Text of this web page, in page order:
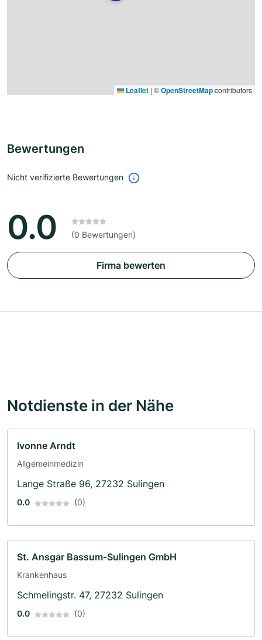
Leaflet | ©OpenStreetMapcontributors
Bewertungen
Nicht verifizierte Bewertungen
0.0 (0 Bewertungen)
Firma bewerten
Notdienste in der Nähe
Ivonne Arndt
Allgemeinmedizin
Lange Straße 96, 27232 Sulingen
0.0 (0)
St. Ansgar Bassum-Sulingen GmbH
Krankenhaus
Schmelingstr. 47, 27232 Sulingen
0.0 (0)